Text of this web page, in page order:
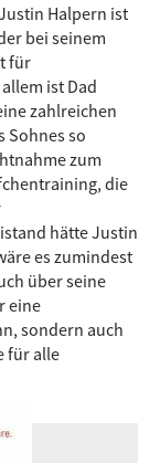
Halpern ist
bei seinem
für
ist Dad
zahlreichen
Sohnes so
zum
die
hätte Justin
es zumindest
über seine
eine
sondern auch
für alle